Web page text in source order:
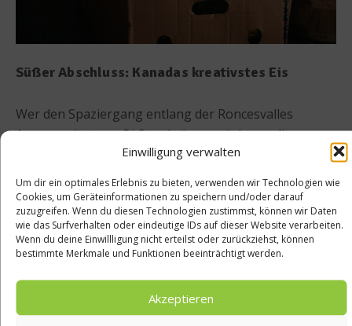
Einwilligung verwalten
Um dir ein optimales Erlebnis zu bieten, verwenden wir Technologien wie
Cookies, um Geräteinformationen zu speichern und/oder darauf
zuzugreifen. Wenn du diesen Technologien zustimmst, können wir Daten
wie das Surfverhalten oder eindeutige IDs auf dieser Website verarbeiten.
Wenn du deine Einwillligung nicht erteilst oder zurückziehst, können
bestimmte Merkmale und Funktionen beeinträchtigt werden.
Akzeptieren
Süßer Abschluss: Kanadas kreativstes Eis
Wer den Spaziergang entlang der Roncesvalles
Avenue mit etwas Süßem krönen möchte, sollte
Ed’s Real ScoopHalt machen. Der
legendäre Eisladen ist längst mehr als ein Geheimtipp
– hier treffen traditionelle Herstellung und
experimentierfreudige Sorten aufeinander. Das Eis
wird täglich frisch produziert, ohne künstliche Aromen
oder Farbstoffe, dafür mit viel Liebe und regionalen
Zutaten. Klassiker wie „Burnt Marshmallow“ oder
„Toronto Pothole“ (eine köstliche Mischung aus
Schokolade, Karamell und Brownie-Stückchen) stehen